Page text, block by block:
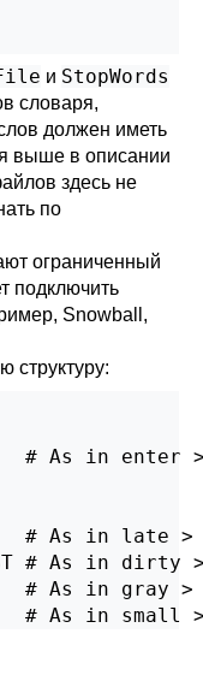
и StopWords
словаря,
должен иметь
выше в описании
здесь не
по
ограниченный
подключить
Snowball,
структуру:
# As in enter
# As in late >
# As in dirty
# As in gray >
# As in small